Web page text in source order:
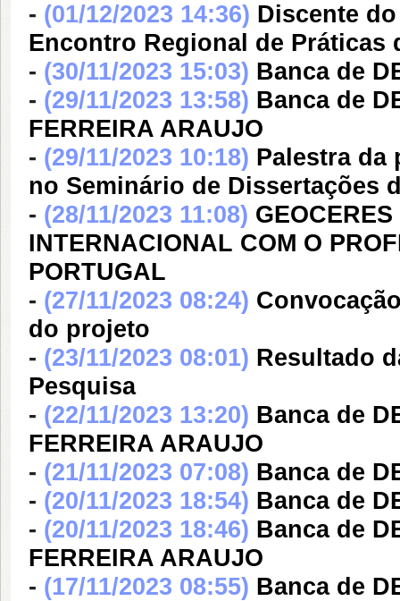
- (01/12/2023 14:36) Discente
Encontro Regional de Práticas
- (30/11/2023 15:03) Banca de
- (29/11/2023 13:58) Banca de
FERREIRA ARAUJO
- (29/11/2023 10:18) Palestra da
no Seminário de Dissertações
- (28/11/2023 11:08)
INTERNACIONAL COM O
PORTUGAL
- (27/11/2023 08:24)
do projeto
- (23/11/2023 08:01) Resultado
Pesquisa
- (22/11/2023 13:20) Banca de
FERREIRA ARAUJO
- (21/11/2023 07:08) Banca de
- (20/11/2023 18:54) Banca de
- (20/11/2023 18:46) Banca de
FERREIRA ARAUJO
- (17/11/2023 08:55) Banca de